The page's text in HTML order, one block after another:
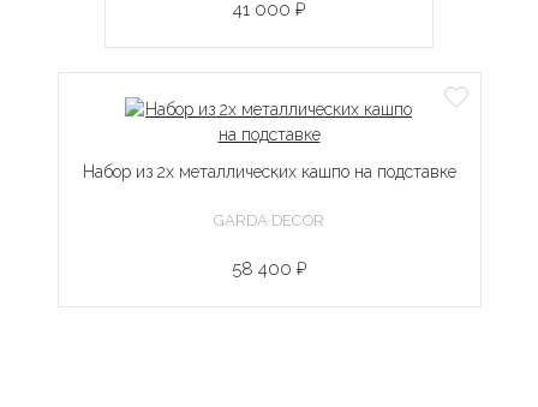
41 000 ₽
Набор из 2х металлических кашпо на подставке
GARDA DECOR
58 400 ₽